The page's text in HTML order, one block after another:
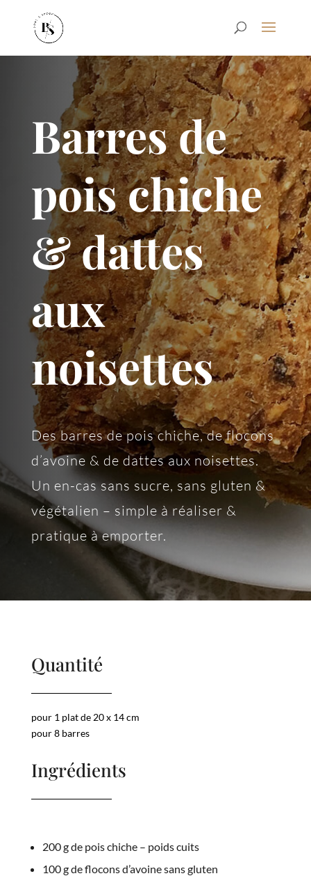
Barres de
pois chiche
& dattes
aux
noisettes
Des barres de pois chiche, de flocons
d’avoine & de dattes aux noisettes.
Un en-cas sans sucre, sans gluten &
végétalien – simple à réaliser &
pratique à emporter.
Quantité
pour 1 plat de 20 x 14 cm
pour 8 barres
Ingrédients
200 g de pois chiche – poids cuits
100 g de flocons d’avoine sans gluten